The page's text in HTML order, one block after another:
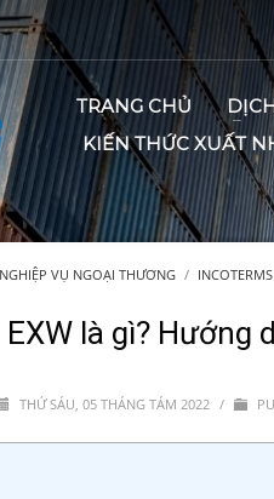
TRANG CHỦ
KIẾN THỨC XUẤT
VỤ NGOẠI THƯƠNG INCOTERMS
là gì? Hướng
THỨ SÁU, 05 THÁNG TÁM 2022 /